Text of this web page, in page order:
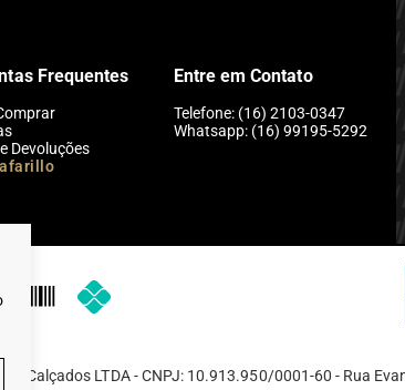
Frequentes
Devoluções
Entre em Contato
Telefone: (16) 2103-0347
Whatsapp: (16) 99195-5292
Calçados LTDA - CNPJ: 10.913.950/0001-60 - Rua